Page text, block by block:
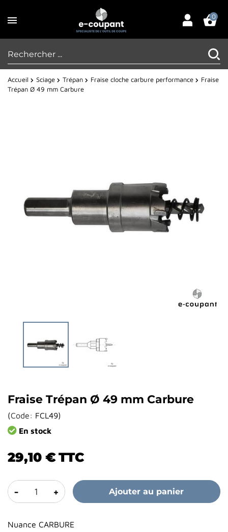
0
Accueil Sciage Trépan Fraise cloche carbure performance
Fraise
Trépan Ø 49 mm Carbure
Fraise Trépan Ø 49 mm Carbure
(Code: FCL49)
En stock
29,10 €TTC
- + Ajouter au panier
Nuance CARBURE